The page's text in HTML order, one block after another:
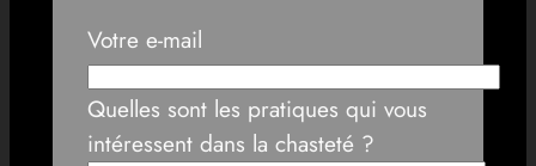
Votre e-mail
Quelles sont les pratiques qui vous
intéressent dans la chasteté ?